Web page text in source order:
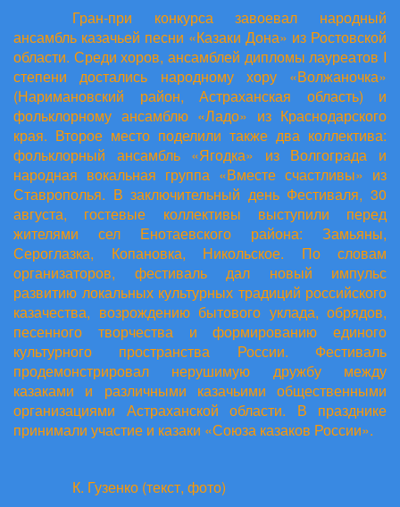
Гран-при конкурса завоевал народный
ансамбль казачьей песни «Казаки Дона» из Ростовской
области. Среди хоров, ансамблей дипломы лауреатов I
степени достались народному хору «Волжаночка»
(Наримановский район, Астраханская область) и
фольклорному ансамблю «Ладо» из Краснодарского
края. Второе место поделили также два коллектива:
фольклорный ансамбль «Ягодка» из Волгограда и
народная вокальная группа «Вместе счастливы» из
Ставрополья. В заключительный день Фестиваля, 30
августа, гостевые коллективы выступили перед
жителями сел Енотаевского района: Замьяны,
Сероглазка, Копановка, Никольское. По словам
организаторов, фестиваль дал новый импульс
развитию локальных культурных традиций российского
казачества, возрождению бытового уклада, обрядов,
песенного творчества и формированию единого
культурного пространства России. Фестиваль
продемонстрировал нерушимую дружбу между
казаками и различными казачьими общественными
организациями Астраханской области. В празднике
принимали участие и казаки «Союза казаков России».
К. Гузенко (текст, фото)